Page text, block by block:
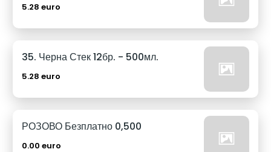
5.28 euro
35. Черна Стек 12бр. - 500мл.
5.28 euro
РОЗОВО Безплатно 0,500
0.00 euro